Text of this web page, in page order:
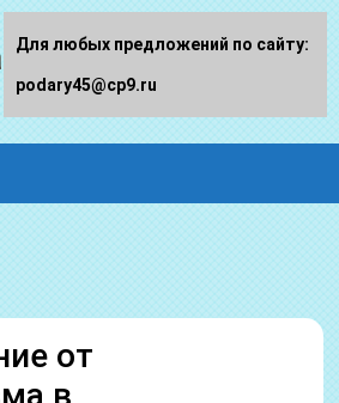
от
Для любых предложений по сайту:
podary45@cp9.ru